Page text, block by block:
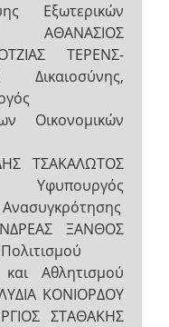
Εξωτερικών
ΑΘΑΝΑΣΙΟΣ
ΤΕΡΕΝΣ-
Οικονομικών
ΤΣΑΚΑΛΩΤΟΣ
Υφυπουργός
Ανασυγκρότησης
ΞΑΝΘΟΣ
Αθλητισμού
ΚΟΝΙΟΡΔΟΥ
ΣΤΑΘΑΚΗΣ